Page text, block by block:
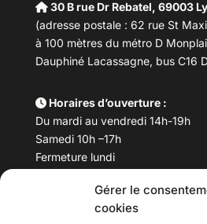
Gérer le
cookies
30 B rue Dr Rebatel, 69003
(adresse postale : 62 rue St
à 100 mètres du métro D
Dauphiné Lacassagne, bus C16
Horaires d’ouverture :
Du mardi au vendredi 14h-19h
Samedi 10h –17h
Fermeture lundi
Téléphone : 04 78 53 06 40